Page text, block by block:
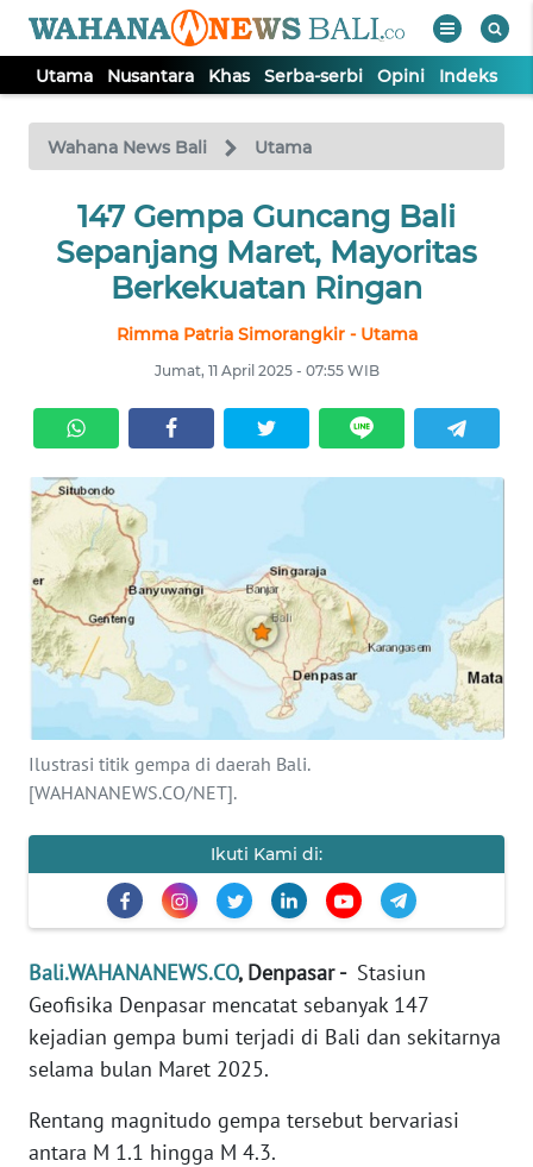
Utama Nusantara Khas Serba-serbi Opini Indeks
Wahana News Bali Utama
147 Gempa Guncang Bali
Sepanjang Maret, Mayoritas
Berkekuatan Ringan
Rimma Patria Simorangkir - Utama
Jumat, 11 April 2025 - 07:55 WIB
Ilustrasi titik gempa di daerah Bali.
[WAHANANEWS.CO/NET].
Ikuti Kami di:
Bali.WAHANANEWS.CO, Denpasar - Stasiun
Geofisika Denpasar mencatat sebanyak 147
kejadian gempa bumi terjadi di Bali dan sekitarnya
selama bulan Maret 2025.
Rentang magnitudo gempa tersebut bervariasi
antara M 1.1 hingga M 4.3.
TV
Tutup
UTAMA
NUSANTARA
SERBA-
SERBI
OPINI
Informasi
INDEKS
BERITA
INFO
PEDOMAN
MEDIA
KARIR